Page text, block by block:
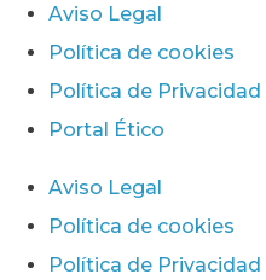
Aviso Legal
Política de cookies
Política de Privacidad
Portal Ético
Aviso Legal
Política de cookies
Política de Privacidad